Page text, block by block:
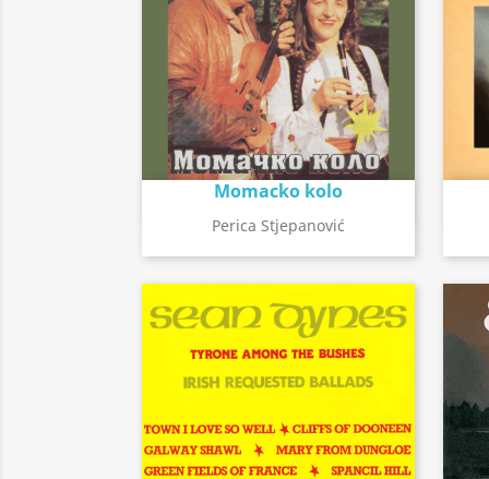
Momacko kolo
Perica Stjepanović
searchDétail de l'album